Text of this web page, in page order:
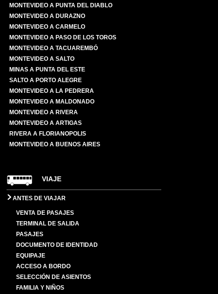
MONTEVIDEO A PUNTA DEL DIABLO
MONTEVIDEO A DURAZNO
MONTEVIDEO A CARMELO
MONTEVIDEO A PASO DE LOS TOROS
MONTEVIDEO A TACUAREMBÓ
MONTEVIDEO A SALTO
MINAS A PUNTA DEL ESTE
SALTO A PORTO ALEGRE
MONTEVIDEO A LA PEDRERA
MONTEVIDEO A MALDONADO
MONTEVIDEO A RIVERA
MONTEVIDEO A ARTIGAS
RIVERA A FLORIANOPOLIS
MONTEVIDEO A BUENOS AIRES
VIAJE
ANTES DE VIAJAR
VENTA DE PASAJES
TERMINAL DE SALIDA
PASAJES
DOCUMENTO DE IDENTIDAD
EQUIPAJE
ACCESO A BORDO
SELECCIÓN DE ASIENTOS
FAMILIA Y NIÑOS